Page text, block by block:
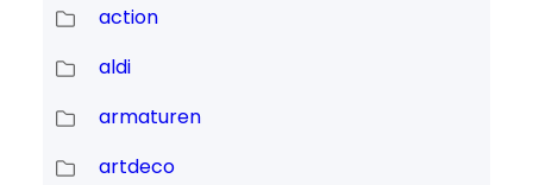
action
aldi
armaturen
artdeco